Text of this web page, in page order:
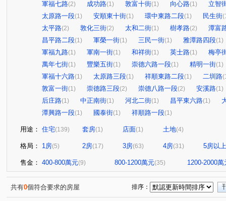
軍福七路(2) 成功路(1) 敦富十街(1) 向心路(1)
立智
太原路一段(1) 安順東十街(1) 環中東路二段(1) 民生街
太平路(2) 敦化三街(2) 太和二街(1) 樹孝路(2)
潭富
昌平路二段(1) 軍榮一街(1) 三民一街(1) 雅潭路四段(1)
軍福九路(1) 軍南一街(1) 和祥街(1) 英士路(1)
梅亭
萬年七街(1) 豐樂五街(1) 崇德六路一段(1) 精明一街(1)
軍福十六路(1) 太原路三段(1) 祥順東路二段(1) 二圳路
敦富一街(1) 崇德路三段(2) 崇德八路一段(2) 安溪路(1)
后庄路(1) 中正南街(1) 河北二街(1) 昌平東六路(1)
潭興路一段(1) 國泰街(1) 祥順路一段(1)
用途： 住宅(139) 套房(1) 店面(1) 土地(4)
格局： 1房(5) 2房(17) 3房(63) 4房(31) 5房以上
售金： 400-800萬元(9) 800-1200萬元(35) 1200-2000萬
共有0個符合要求的房屋 排序：